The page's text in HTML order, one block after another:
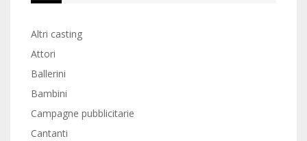
Altri casting
Attori
Ballerini
Bambini
Campagne pubblicitarie
Cantanti